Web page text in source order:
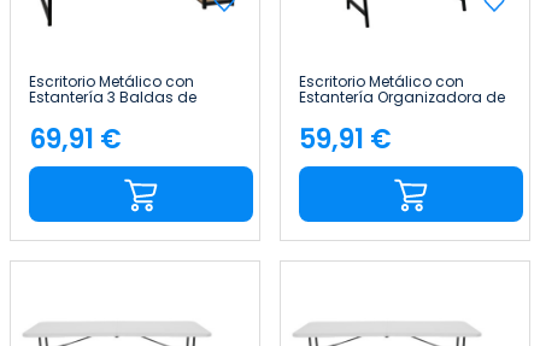
Escritorio Metálico con
Estantería 3 Baldas de
7house
Precio
69,91 €
Escritorio Metálico con
Estantería Organizadora de
Madera Oyam 142x84x46cm
7house
Precio
59,91 €